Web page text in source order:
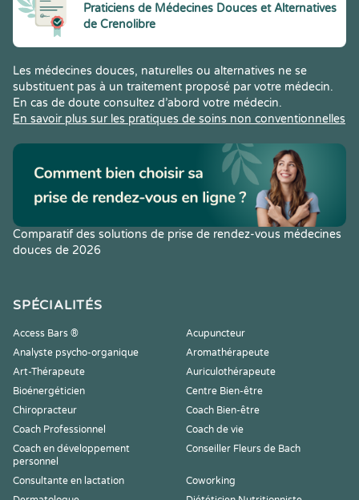
Praticiens de Médecines Douces et Alternatives
de Crenolibre
Les médecines douces, naturelles ou alternatives ne se
substituent pas à un traitement proposé par votre médecin.
En cas de doute consultez d’abord votre médecin.
En savoir plus sur les pratiques de soins non conventionnelles
Comparatif des solutions de prise de rendez-vous médecines
douces de 2026
SPÉCIALITÉS
Access Bars ®
Acupuncteur
Analyste psycho-organique
Aromathérapeute
Art-Thérapeute
Auriculothérapeute
Bioénergéticien
Centre Bien-être
Chiropracteur
Coach Bien-être
Coach Professionnel
Coach de vie
Coach en développement
personnel
Conseiller Fleurs de Bach
Consultante en lactation
Coworking